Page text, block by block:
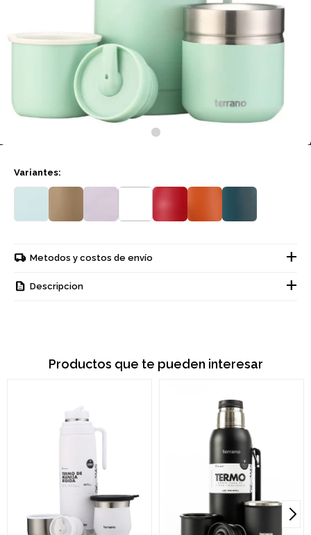
Variantes:
Metodos y costos de envío
Descripcion
Productos que te pueden interesar